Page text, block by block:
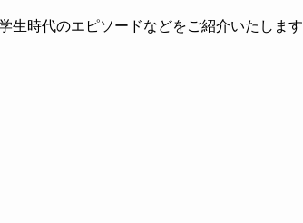
生時代のエピソードなどをご紹介いたします